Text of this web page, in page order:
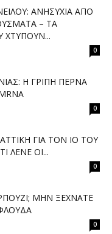
ΑΝΗΣΥΧΊΑ ΑΠΌ
– ΤΑ
0
Η ΓΡΊΠΗ ΠΕΡΝΆ
0
ΓΙΑ ΤΟΝ ΙΌ ΤΟΥ
ΛΈΝΕ ΟΙ...
0
ΜΗΝ ΞΕΧΝΆΤΕ
0